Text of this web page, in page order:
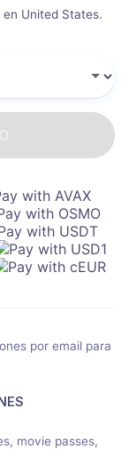
United States.
por email para
movie passes,